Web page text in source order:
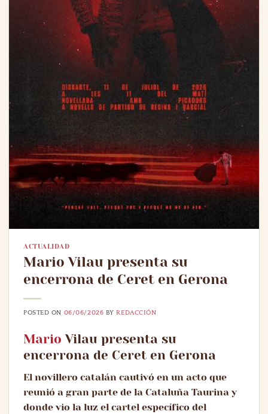
ACTUALIDAD
Mario Vilau presenta su
encerrona de Ceret en Gerona
POSTED ON 06/06/2026 BYREDACCIÓN
Mario Vilau presenta su
encerrona de Ceret en Gerona
El novillero catalán cautivó en un acto que
reunió a gran parte de la Cataluña Taurina y
donde vio la luz el cartel específico del